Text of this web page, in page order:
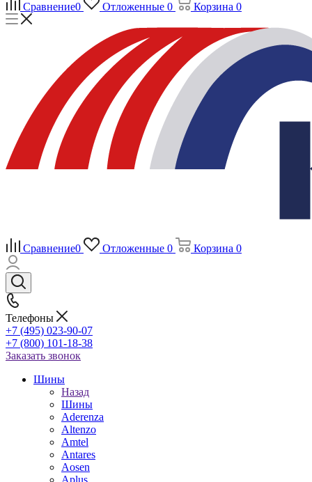
Сравнение0 Отложенные 0 Корзина 0
Сравнение0 Отложенные 0 Корзина 0
Телефоны
+7 (495) 023-90-07
+7 (800) 101-18-38
Заказать звонок
Шины
Назад
Шины
Aderenza
Altenzo
Amtel
Antares
Aosen
Aplus